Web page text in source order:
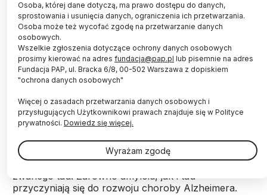
postęp choroby Alzheimera ma zostać
zatwierdzony przez Agencję ds. Żywności i Leków
(FDA) – informuje „Journal of American Medical
Association” (JAMA).
Podobnie jak dwa wcześniej zarejestrowane leki na
lekanemab (Leqembi), donanemab jest przeciwciałem
monoklonalnym. Leki z tej grupy niszczą obecne w
mózgach chorych płytki zbudowane z białka
zwanego amyloidem. Obecność amyloidu zaburza
funkcjonowanie komórek i prowadzi do
gwałtownego rozprzestrzenienia innego białka,
zwanego tau. Zarówno amyloid, jak i tau
przyczyniają się do rozwoju choroby Alzheimera.
Osoba, której dane dotyczą, ma prawo dostępu do danych,
sprostowania i usunięcia danych, ograniczenia ich przetwarzania.
Osoba może też wycofać zgodę na przetwarzanie danych
osobowych.
Wszelkie zgłoszenia dotyczące ochrony danych osobowych
prosimy kierować na adres fundacja@pap.pl lub pisemnie na adres
Fundacja PAP, ul. Bracka 6/8, 00-502 Warszawa z dopiskiem
"ochrona danych osobowych"
Więcej o zasadach przetwarzania danych osobowych i
przysługujących Użytkownikowi prawach znajduje się w Polityce
prywatności. Dowiedz się więcej.
Wyrażam zgodę